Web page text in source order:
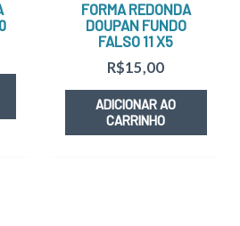
FORMA REDONDA
DOUPAN FUNDO
FALSO 11 X5
R$15,00
ADICIONAR AO
CARRINHO